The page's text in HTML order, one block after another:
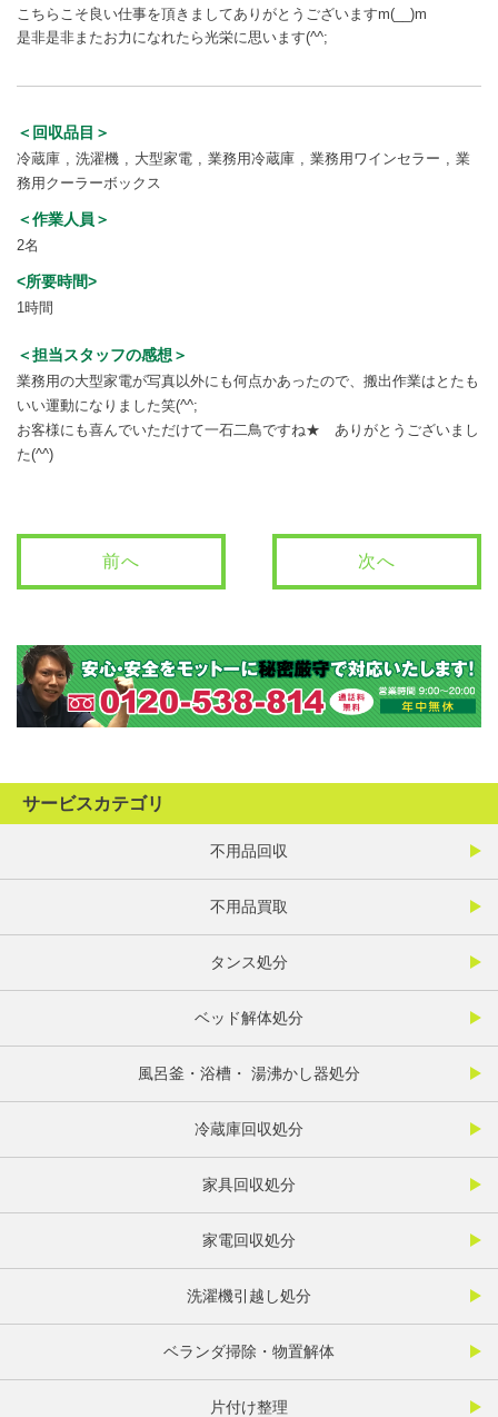
こちらこそ良い仕事を頂きましてありがとうございますm(__)m
是非是非またお力になれたら光栄に思います(^^;
＜回収品目＞
冷蔵庫 洗濯機 大型家電 業務用冷蔵庫 業務用ワインセラー
業
務用クーラーボックス
＜作業人員＞
2名
<所要時間>
1時間
＜担当スタッフの感想＞
業務用の大型家電が写真以外にも何点かあったので、搬出作業はとたも
いい運動になりました笑(^^;
お客様にも喜んでいただけて一石二鳥ですね★ ありがとうございまし
た(^^)
前へ 次へ
サービスカテゴリ
不用品回収
不用品買取
タンス処分
ベッド解体処分
風呂釜・浴槽・ 湯沸かし器処分
冷蔵庫回収処分
家具回収処分
家電回収処分
洗濯機引越し処分
ベランダ掃除・物置解体
片付け整理